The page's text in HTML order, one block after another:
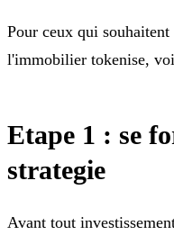
Pour ceux qui souhaitent
l'immobilier tokenise,
Etape 1 : se
strategie
Avant tout